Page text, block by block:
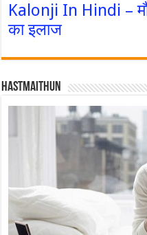
Kalonji In Hindi –
का इलाज
Hastmaithun